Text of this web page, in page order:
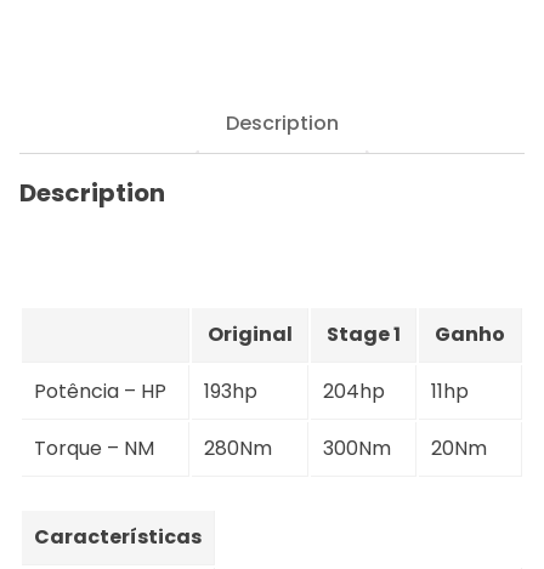
Description
Description
Original Stage 1 Ganho
Potência – HP 193hp 204hp 11hp
Torque – NM 280Nm 300Nm 20Nm
Características